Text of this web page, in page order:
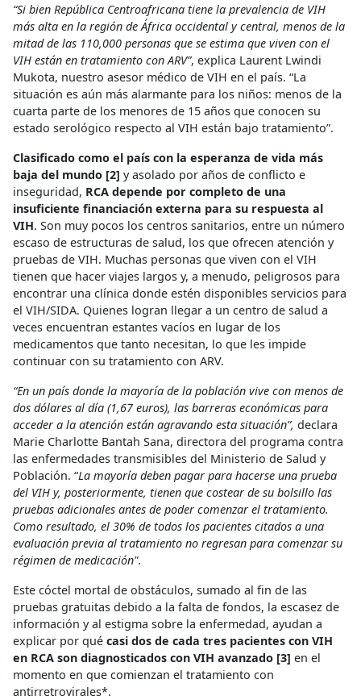
“Si bien República Centroafricana tiene la prevalencia de VIH
más alta en la región de África occidental y central, menos de la
mitad de las 110,000 personas que se estima que viven con el
VIH están en tratamiento con ARV”, explica Laurent Lwindi
Mukota, nuestro asesor médico de VIH en el país. “La
situación es aún más alarmante para los niños: menos de la
cuarta parte de los menores de 15 años que conocen su
estado serológico respecto al VIH están bajo tratamiento”.
Clasificado como el país con la esperanza de vida más
baja del mundo [2] y asolado por años de conflicto e
inseguridad, RCA depende por completo de una
insuficiente financiación externa para su respuesta al
VIH. Son muy pocos los centros sanitarios, entre un número
escaso de estructuras de salud, los que ofrecen atención y
pruebas de VIH. Muchas personas que viven con el VIH
tienen que hacer viajes largos y, a menudo, peligrosos para
encontrar una clínica donde estén disponibles servicios para
el VIH/SIDA. Quienes logran llegar a un centro de salud a
veces encuentran estantes vacíos en lugar de los
medicamentos que tanto necesitan, lo que les impide
continuar con su tratamiento con ARV.
“En un país donde la mayoría de la población vive con menos de
dos dólares al día (1,67 euros), las barreras económicas para
acceder a la atención están agravando esta situación”, declara
Marie Charlotte Bantah Sana, directora del programa contra
las enfermedades transmisibles del Ministerio de Salud y
Población. “La mayoría deben pagar para hacerse una prueba
del VIH y, posteriormente, tienen que costear de su bolsillo las
pruebas adicionales antes de poder comenzar el tratamiento.
Como resultado, el 30% de todos los pacientes citados a una
evaluación previa al tratamiento no regresan para comenzar su
régimen de medicación".
Este cóctel mortal de obstáculos, sumado al fin de las
pruebas gratuitas debido a la falta de fondos, la escasez de
información y al estigma sobre la enfermedad, ayudan a
explicar por qué casi dos de cada tres pacientes con VIH
en RCA son diagnosticados con VIH avanzado [3] en el
momento en que comienzan el tratamiento con
antirretrovirales*.